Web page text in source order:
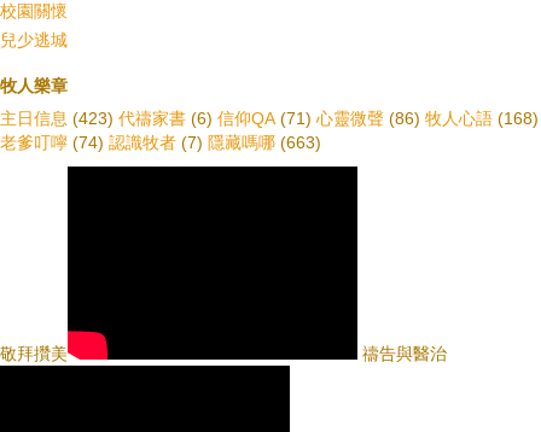
校園關懷
兒少逃城
牧人樂章
主日信息 (423) 代禱家書 (6) 信仰QA (71) 心靈微聲 (86) 牧人心語 (168)
老爹叮嚀 (74) 認識牧者 (7) 隱藏嗎哪 (663)
敬拜攢美 禱告與醫治